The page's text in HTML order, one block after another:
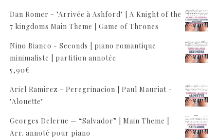
Dan Romer - "Arrivée à Ashford" | A Knight of the
7 kingdoms Main Theme | Game of Thrones
Nino Bianco - Seconds | piano romantique
minimaliste | partition annotée
5,90€
Ariel Ramirez - Peregrinacion | Paul Mauriat -
"Alouette"
Georges Delerue — “Salvador” | Main Theme |
Arr. annoté pour piano